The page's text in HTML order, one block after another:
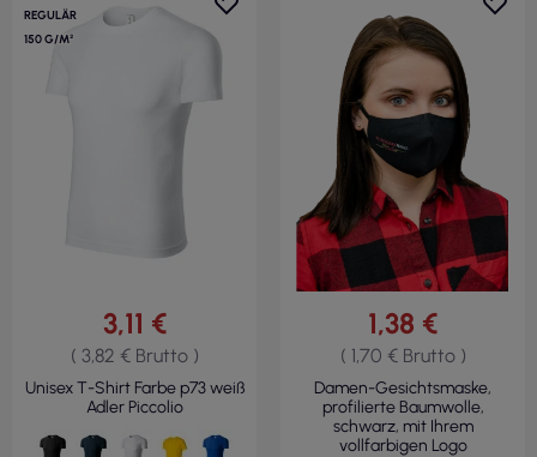
REGULÄR
150 G/M²
3,11 €
( 3,82 € Brutto )
Unisex T-Shirt Farbe p73 weiß
Adler Piccolio
1,38 €
( 1,70 € Brutto )
Damen-Gesichtsmaske,
profilierte Baumwolle,
schwarz, mit Ihrem
vollfarbigen Logo